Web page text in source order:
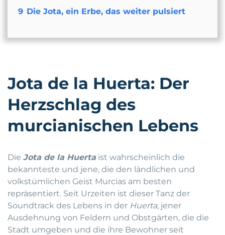
9 Die Jota, ein Erbe, das weiter pulsiert
Jota de la Huerta: Der
Herzschlag des
murcianischen Lebens
Die Jota de la Huerta ist wahrscheinlich die
bekannteste und jene, die den ländlichen und
volkstümlichen Geist Murcias am besten
repräsentiert. Seit Urzeiten ist dieser Tanz der
Soundtrack des Lebens in der Huerta, jener
Ausdehnung von Feldern und Obstgärten, die die
Stadt umgeben und die ihre Bewohner seit